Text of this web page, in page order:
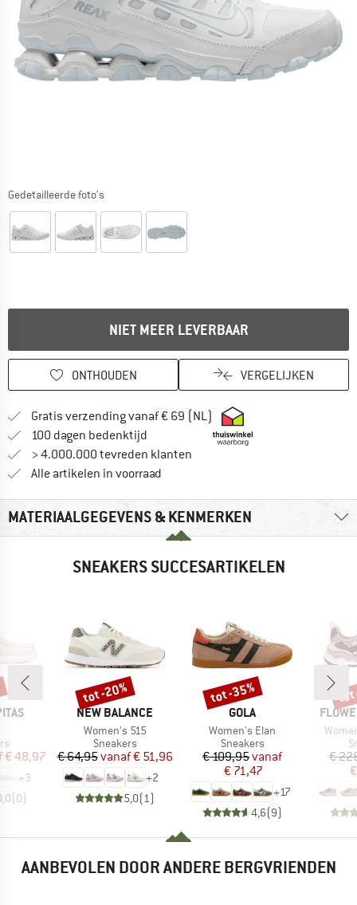
Gedetailleerde foto's
NIET MEER LEVERBAAR
ONTHOUDEN VERGELIJKEN
Gratis verzending vanaf € 69 (NL) Vind hier de
100 dagen bedenktijd Vind de betalingsinformatie hier!
> 4.000.000 tevreden klanten
Alle artikelen in voorraad
MATERIAALGEGEVENS & KENMERKEN
SNEAKERS SUCCESARTIKELEN
prijs
€ 48,97
+3
(0)
MERK
NEW BALANCE
Artikel
Women's 515
Productgroep
Sneakers
Prijs
€ 64,95 Verlaagde prijs
vanaf€ 51,96
+2
5,0(1 )
Korting
tot -20%
MERK
GOLA
Artikel
Women's Elan
Productgroep
Sneakers
Prijs
€ 109,95Verlaagde prijs
vanaf
€ 71,47
+17
4,6(9)
Korting
tot -35%
MERK
Artikel
€
AANBEVOLEN DOOR ANDERE BERGVRIENDEN